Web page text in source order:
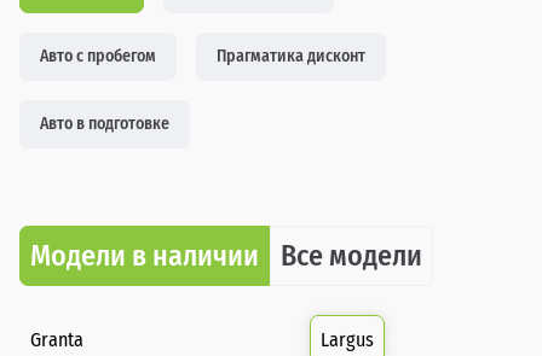
Авто с пробегом Прагматика дисконт
Авто в подготовке
Модели в наличии Все модели
Granta Largus